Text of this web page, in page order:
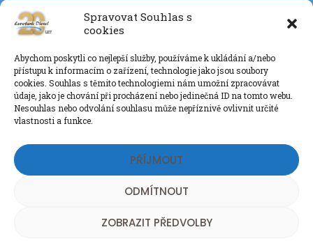
Spravovat Souhlas s
cookies
Abychom poskytli co nejlepší služby, používáme k ukládání a/nebo
přístupu k informacím o zařízení, technologie jako jsou soubory
cookies. Souhlas s těmito technologiemi nám umožní zpracovávat
údaje, jako je chování při procházení nebo jedinečná ID na tomto webu.
Nesouhlas nebo odvolání souhlasu může nepříznivě ovlivnit určité
vlastnosti a funkce.
PŘÍJMOUT
ODMÍTNOUT
ZOBRAZIT PŘEDVOLBY
+420 777 085 135
info@eurotankdiesel.cz